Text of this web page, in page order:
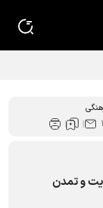
و تمدن